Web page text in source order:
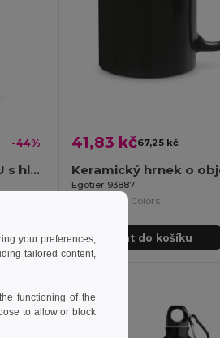
-44%
Poznámkový blok A5 z PU s hladkými listy
41,83 kč67,25 kč
Egotier 93887
+1 Colors
Přidat do košíku
your preferences,
tailored content,
functioning of the
to allow or block